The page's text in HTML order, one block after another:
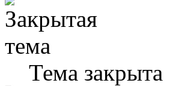
Тема закрыта